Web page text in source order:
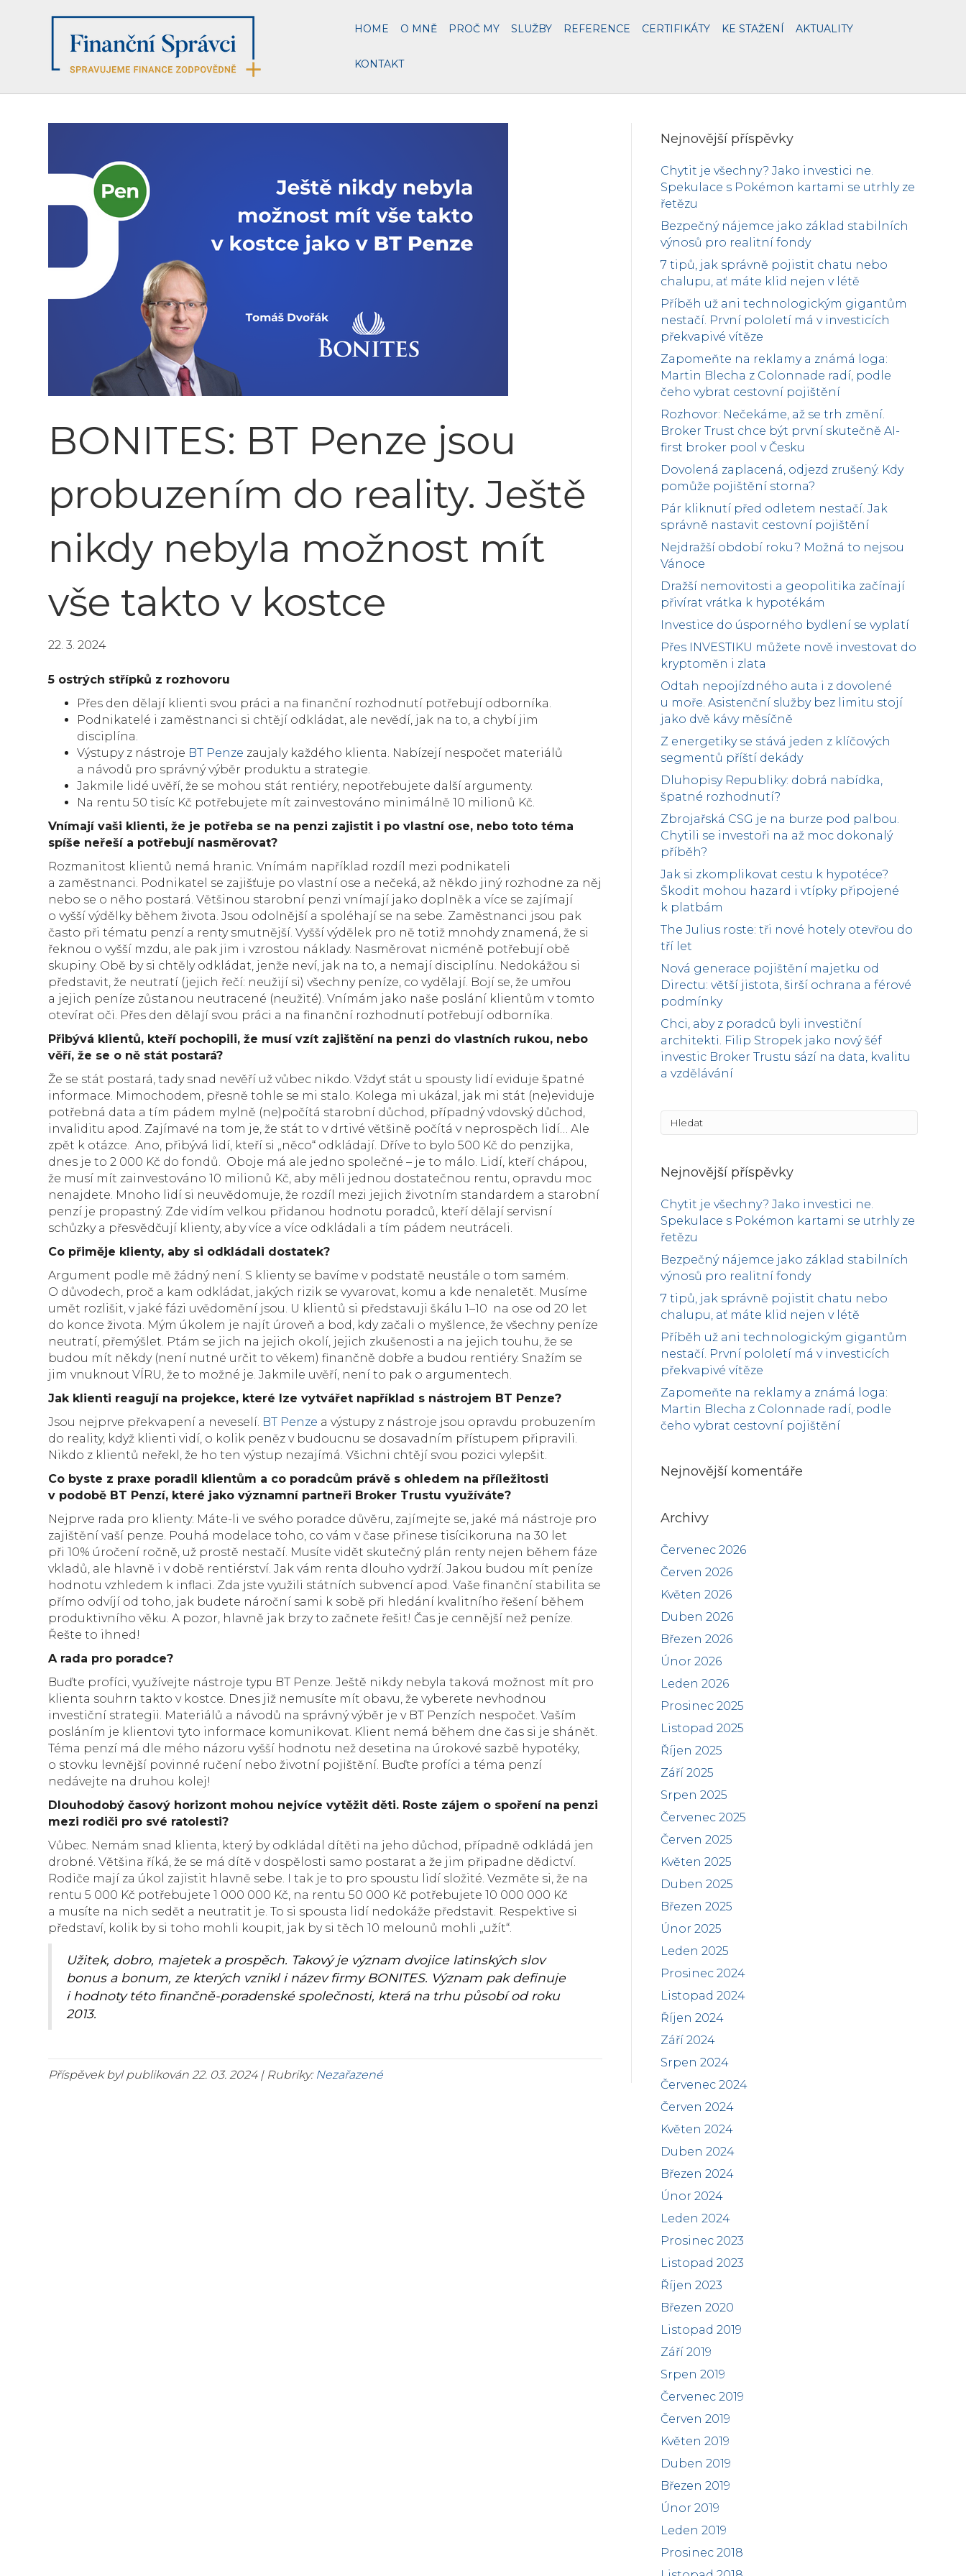
HOME O MNĚ PROČ MY SLUŽBY REFERENCE CERTIFIKÁTY KE STAŽENÍ AKTUALITY
KONTAKT
BONITES: BT Penze jsou
probuzením do reality. Ještě
nikdy nebyla možnost mít
vše takto v kostce
22. 3. 2024
5 ostrých střípků z rozhovoru
Přes den dělají klienti svou práci a na finanční rozhodnutí potřebují odborníka.
Podnikatelé i zaměstnanci si chtějí odkládat, ale nevědí, jak na to, a chybí jim
disciplína.
Výstupy z nástroje BT Penze zaujaly každého klienta. Nabízejí nespočet materiálů
a návodů pro správný výběr produktu a strategie.
Jakmile lidé uvěří, že se mohou stát rentiéry, nepotřebujete další argumenty.
Na rentu 50 tisíc Kč potřebujete mít zainvestováno minimálně 10 milionů Kč.
Vnímají vaši klienti, že je potřeba se na penzi zajistit i po vlastní ose, nebo toto téma
spíše neřeší a potřebují nasměrovat?
Rozmanitost klientů nemá hranic. Vnímám například rozdíl mezi podnikateli
a zaměstnanci. Podnikatel se zajišťuje po vlastní ose a nečeká, až někdo jiný rozhodne za něj
nebo se o něho postará. Většinou starobní penzi vnímají jako doplněk a více se zajímají
o vyšší výdělky během života. Jsou odolnější a spoléhají se na sebe. Zaměstnanci jsou pak
často při tématu penzí a renty smutnější. Vyšší výdělek pro ně totiž mnohdy znamená, že si
řeknou o vyšší mzdu, ale pak jim i vzrostou náklady. Nasměrovat nicméně potřebují obě
skupiny. Obě by si chtěly odkládat, jenže neví, jak na to, a nemají disciplínu. Nedokážou si
představit, že neutratí (jejich řečí: neužijí si) všechny peníze, co vydělají. Bojí se, že umřou
a jejich peníze zůstanou neutracené (neužité). Vnímám jako naše poslání klientům v tomto
otevírat oči. Přes den dělají svou práci a na finanční rozhodnutí potřebují odborníka.
Přibývá klientů, kteří pochopili, že musí vzít zajištění na penzi do vlastních rukou, nebo
věří, že se o ně stát postará?
Že se stát postará, tady snad nevěří už vůbec nikdo. Vždyť stát u spousty lidí eviduje špatné
informace. Mimochodem, přesně tohle se mi stalo. Kolega mi ukázal, jak mi stát (ne)eviduje
potřebná data a tím pádem mylně (ne)počítá starobní důchod, případný vdovský důchod,
invaliditu apod. Zajímavé na tom je, že stát to v drtivé většině počítá v neprospěch lidí… Ale
zpět k otázce. Ano, přibývá lidí, kteří si „něco“ odkládají. Dříve to bylo 500 Kč do penzijka,
dnes je to 2 000 Kč do fondů. Oboje má ale jedno společné – je to málo. Lidí, kteří chápou,
že musí mít zainvestováno 10 milionů Kč, aby měli jednou dostatečnou rentu, opravdu moc
nenajdete. Mnoho lidí si neuvědomuje, že rozdíl mezi jejich životním standardem a starobní
penzí je propastný. Zde vidím velkou přidanou hodnotu poradců, kteří dělají servisní
schůzky a přesvědčují klienty, aby více a více odkládali a tím pádem neutráceli.
Co přiměje klienty, aby si odkládali dostatek?
Argument podle mě žádný není. S klienty se bavíme v podstatě neustále o tom samém.
O důvodech, proč a kam odkládat, jakých rizik se vyvarovat, komu a kde nenaletět. Musíme
umět rozlišit, v jaké fázi uvědomění jsou. U klientů si představuji škálu 1–10 na ose od 20 let
do konce života. Mým úkolem je najít úroveň a bod, kdy začali o myšlence, že všechny peníze
neutratí, přemýšlet. Ptám se jich na jejich okolí, jejich zkušenosti a na jejich touhu, že se
budou mít někdy (není nutné určit to věkem) finančně dobře a budou rentiéry. Snažím se
jim vnuknout VÍRU, že to možné je. Jakmile uvěří, není to pak o argumentech.
Jak klienti reagují na projekce, které lze vytvářet například s nástrojem BT Penze?
Jsou nejprve překvapení a neveselí. BT Penze a výstupy z nástroje jsou opravdu probuzením
do reality, když klienti vidí, o kolik peněz v budoucnu se dosavadním přístupem připravili.
Nikdo z klientů neřekl, že ho ten výstup nezajímá. Všichni chtějí svou pozici vylepšit.
Co byste z praxe poradil klientům a co poradcům právě s ohledem na příležitosti
v podobě BT Penzí, které jako významní partneři Broker Trustu využíváte?
Nejprve rada pro klienty: Máte-li ve svého poradce důvěru, zajímejte se, jaké má nástroje pro
zajištění vaší penze. Pouhá modelace toho, co vám v čase přinese tisícikoruna na 30 let
při 10% úročení ročně, už prostě nestačí. Musíte vidět skutečný plán renty nejen během fáze
vkladů, ale hlavně i v době rentiérství. Jak vám renta dlouho vydrží. Jakou budou mít peníze
hodnotu vzhledem k inflaci. Zda jste využili státních subvencí apod. Vaše finanční stabilita se
přímo odvíjí od toho, jak budete nároční sami k sobě při hledání kvalitního řešení během
produktivního věku. A pozor, hlavně jak brzy to začnete řešit! Čas je cennější než peníze.
Řešte to ihned!
A rada pro poradce?
Buďte profíci, využívejte nástroje typu BT Penze. Ještě nikdy nebyla taková možnost mít pro
klienta souhrn takto v kostce. Dnes již nemusíte mít obavu, že vyberete nevhodnou
investiční strategii. Materiálů a návodů na správný výběr je v BT Penzích nespočet. Vaším
posláním je klientovi tyto informace komunikovat. Klient nemá během dne čas si je shánět.
Téma penzí má dle mého názoru vyšší hodnotu než desetina na úrokové sazbě hypotéky,
o stovku levnější povinné ručení nebo životní pojištění. Buďte profíci a téma penzí
nedávejte na druhou kolej!
Dlouhodobý časový horizont mohou nejvíce vytěžit děti. Roste zájem o spoření na penzi
mezi rodiči pro své ratolesti?
Vůbec. Nemám snad klienta, který by odkládal dítěti na jeho důchod, případně odkládá jen
drobné. Většina říká, že se má dítě v dospělosti samo postarat a že jim připadne dědictví.
Rodiče mají za úkol zajistit hlavně sebe. I tak je to pro spoustu lidí složité. Vezměte si, že na
rentu 5 000 Kč potřebujete 1 000 000 Kč, na rentu 50 000 Kč potřebujete 10 000 000 Kč
a musíte na nich sedět a neutratit je. To si spousta lidí nedokáže představit. Respektive si
představí, kolik by si toho mohli koupit, jak by si těch 10 melounů mohli „užít“.
Užitek, dobro, majetek a prospěch. Takový je význam dvojice latinských slov
bonus a bonum, ze kterých vznikl i název firmy BONITES. Význam pak definuje
i hodnoty této finančně-poradenské společnosti, která na trhu působí od roku
2013.
Příspěvek byl publikován 22. 03. 2024 | Rubriky: Nezařazené
Nejnovější příspěvky
Chytit je všechny? Jako investici ne.
Spekulace s Pokémon kartami se utrhly ze
řetězu
Bezpečný nájemce jako základ stabilních
výnosů pro realitní fondy
7 tipů, jak správně pojistit chatu nebo
chalupu, ať máte klid nejen v létě
Příběh už ani technologickým gigantům
nestačí. První pololetí má v investicích
překvapivé vítěze
Zapomeňte na reklamy a známá loga:
Martin Blecha z Colonnade radí, podle
čeho vybrat cestovní pojištění
Rozhovor: Nečekáme, až se trh změní.
Broker Trust chce být první skutečně AI-
first broker pool v Česku
Dovolená zaplacená, odjezd zrušený. Kdy
pomůže pojištění storna?
Pár kliknutí před odletem nestačí. Jak
správně nastavit cestovní pojištění
Nejdražší období roku? Možná to nejsou
Vánoce
Dražší nemovitosti a geopolitika začínají
přivírat vrátka k hypotékám
Investice do úsporného bydlení se vyplatí
Přes INVESTIKU můžete nově investovat do
kryptoměn i zlata
Odtah nepojízdného auta i z dovolené
u moře. Asistenční služby bez limitu stojí
jako dvě kávy měsíčně
Z energetiky se stává jeden z klíčových
segmentů příští dekády
Dluhopisy Republiky: dobrá nabídka,
špatné rozhodnutí?
Zbrojařská CSG je na burze pod palbou.
Chytili se investoři na až moc dokonalý
příběh?
Jak si zkomplikovat cestu k hypotéce?
Škodit mohou hazard i vtípky připojené
k platbám
The Julius roste: tři nové hotely otevřou do
tří let
Nová generace pojištění majetku od
Directu: větší jistota, širší ochrana a férové
podmínky
Chci, aby z poradců byli investiční
architekti. Filip Stropek jako nový šéf
investic Broker Trustu sází na data, kvalitu
a vzdělávání
Nejnovější příspěvky
Chytit je všechny? Jako investici ne.
Spekulace s Pokémon kartami se utrhly ze
řetězu
Bezpečný nájemce jako základ stabilních
výnosů pro realitní fondy
7 tipů, jak správně pojistit chatu nebo
chalupu, ať máte klid nejen v létě
Příběh už ani technologickým gigantům
nestačí. První pololetí má v investicích
překvapivé vítěze
Zapomeňte na reklamy a známá loga:
Martin Blecha z Colonnade radí, podle
čeho vybrat cestovní pojištění
Nejnovější komentáře
Archivy
Červenec 2026
Červen 2026
Květen 2026
Duben 2026
Březen 2026
Únor 2026
Leden 2026
Prosinec 2025
Listopad 2025
Říjen 2025
Září 2025
Srpen 2025
Červenec 2025
Červen 2025
Květen 2025
Duben 2025
Březen 2025
Únor 2025
Leden 2025
Prosinec 2024
Listopad 2024
Říjen 2024
Září 2024
Srpen 2024
Červenec 2024
Červen 2024
Květen 2024
Duben 2024
Březen 2024
Únor 2024
Leden 2024
Prosinec 2023
Listopad 2023
Říjen 2023
Březen 2020
Listopad 2019
Září 2019
Srpen 2019
Červenec 2019
Červen 2019
Květen 2019
Duben 2019
Březen 2019
Únor 2019
Leden 2019
Prosinec 2018